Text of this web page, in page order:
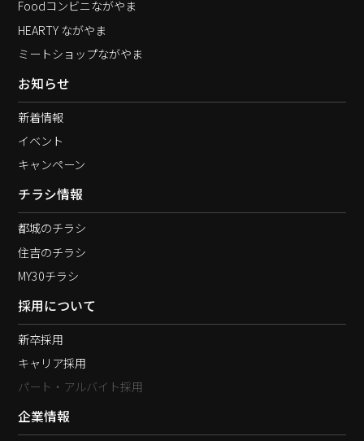
Foodコンビニながやま
HEARTY ながやま
ミートショップながやま
お知らせ
新着情報
イベント
キャンペーン
チラシ情報
都城のチラシ
住吉のチラシ
MY30チラシ
採用について
新卒採用
キャリア採用
パート・アルバイト採用
企業情報